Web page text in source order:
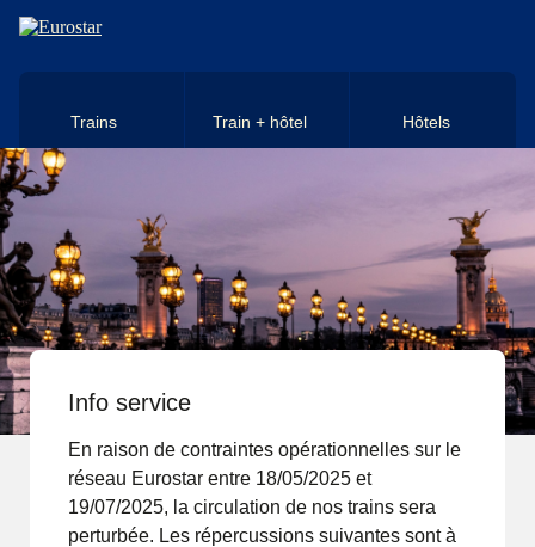
Aller au contenu principal
Trains Train + hôtel Hôtels
Info service
En raison de contraintes opérationnelles sur le
réseau Eurostar entre 18/05/2025 et
19/07/2025, la circulation de nos trains sera
perturbée. Les répercussions suivantes sont à